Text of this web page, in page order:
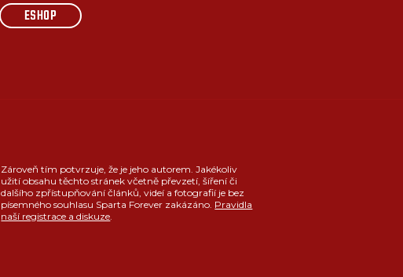
ESHOP
Zároveň tím potvrzuje, že je jeho autorem. Jakékoliv
užití obsahu těchto stránek včetně převzetí, šíření či
dalšího zpřístupňování článků, videí a fotografií je bez
písemného souhlasu Sparta Forever zakázáno. Pravidla
naší registrace a diskuze.